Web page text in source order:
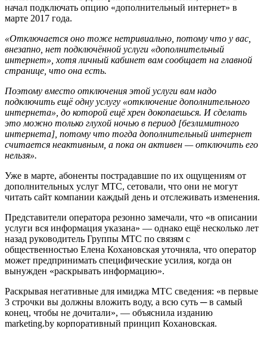
начал подключать опцию «дополнительный интернет» в
марте 2017 года.
«Отключается оно тоже нетривиально, потому что у вас,
внезапно, нет подключённой услуги «дополнительный
интернет», хотя личный кабинет вам сообщает на главной
странице, что она есть.
Поэтому вместо отключения этой услуги вам надо
подключить ещё одну услугу «отключение дополнительного
интернета», до которой ещё хрен докопаешься. И сделать
это можно только глухой ночью в период [безлимитного
интернета], потому что тогда дополнительный интернет
считается неактивным, а пока он активен — отключить его
нельзя».
Уже в марте, абоненты пострадавшие по их ощущениям от
дополнительных услуг МТС, сетовали, что они не могут
читать сайт компании каждый день и отслеживать изменения.
Представители оператора резонно замечали, что «в описании
услуги вся информация указана» — однако ещё несколько лет
назад руководитель Группы МТС по связям с
общественностью Елена Кохановская уточняла, что оператор
может предпринимать специфические усилия, когда он
вынужден «раскрывать информацию».
Раскрывая негативные для имиджа МТС сведения: «в первые
3 строчки вы должны вложить воду, а всю суть ─ в самый
конец, чтобы не дочитали», — объяснила изданию
marketing.by корпоративный принцип Кохановская.